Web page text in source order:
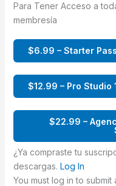
Para Tener Acceso a
membresía
$6.99 – Starter
$12.99 – Pro Studio
$22.99 –
¿Ya compraste tu
descargas. Log In
You must log in to submit